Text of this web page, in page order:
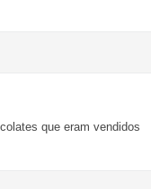
que eram vendidos